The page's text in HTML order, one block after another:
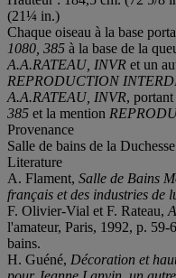
(21¼ in.)
Chaque oiseau à la base
1080, 385 à la base de la
A.A.RATEAU, INVR et un
REPRODUCTION
A.A.RATEAU, INVR,
385 et la mention
Provenance
Salle de bains de la
Literature
A. Flament, Salle de Bains
français et des industries de
F. Olivier-Vial et F. Rateau,
l'amateur, Paris, 1992, p. 59-
bains.
H. Guéné, Décoration et